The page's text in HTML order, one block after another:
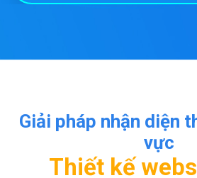
Giải pháp nhận diện
vực
Thiết kế